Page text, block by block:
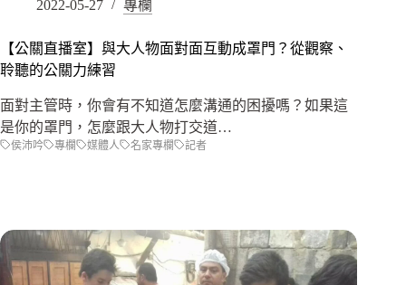
2022-05-27 專欄
【公關直播室】與大人物面對面互動成罩門？從觀察、
聆聽的公關力練習
面對主管時，你會有不知道怎麼溝通的困擾嗎？如果這
是你的罩門，怎麼跟大人物打交道…
侯沛吟 專欄 媒體人 名家專欄 記者